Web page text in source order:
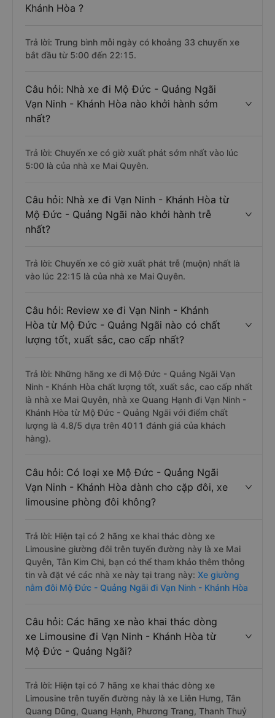
Khánh Hòa ?
Trả lời: Trung bình mỗi ngày có khoảng 33 chuyến xe
bắt đầu từ 5:00 đến 22:15.
Câu hỏi: Nhà xe đi Mộ Đức - Quảng Ngãi
Vạn Ninh - Khánh Hòa nào khởi hành sớm
nhất?
Trả lời: Chuyến xe có giờ xuất phát sớm nhất vào lúc
5:00 là của nhà xe Mai Quyên.
Câu hỏi: Nhà xe đi Vạn Ninh - Khánh Hòa từ
Mộ Đức - Quảng Ngãi nào khởi hành trễ
nhất?
Trả lời: Chuyến xe có giờ xuất phát trễ (muộn) nhất là
vào lúc 22:15 là của nhà xe Mai Quyên.
Câu hỏi: Review xe đi Vạn Ninh - Khánh
Hòa từ Mộ Đức - Quảng Ngãi nào có chất
lượng tốt, xuất sắc, cao cấp nhất?
Trả lời: Những hãng xe đi Mộ Đức - Quảng Ngãi Vạn
Ninh - Khánh Hòa chất lượng tốt, xuất sắc, cao cấp nhất
là nhà xe Mai Quyên, nhà xe Quang Hạnh đi Vạn Ninh -
Khánh Hòa từ Mộ Đức - Quảng Ngãi với điểm chất
lượng là 4.8/5 dựa trên 4011 đánh giá của khách
hàng).
Câu hỏi: Có loại xe Mộ Đức - Quảng Ngãi
Vạn Ninh - Khánh Hòa dành cho cặp đôi, xe
limousine phòng đôi không?
Trả lời: Hiện tại có 2 hãng xe khai thác dòng xe
Limousine giường đôi trên tuyến đường này là xe Mai
Quyên, Tân Kim Chi, bạn có thể tham khảo thêm thông
tin và đặt vé các nhà xe này tại trang này: Xe giường
nằm đôi Mộ Đức - Quảng Ngãi đi Vạn Ninh - Khánh Hòa
Câu hỏi: Các hãng xe nào khai thác dòng
xe Limousine đi Vạn Ninh - Khánh Hòa từ
Mộ Đức - Quảng Ngãi?
Trả lời: Hiện tại có 7 hãng xe khai thác dòng xe
Limousine trên tuyến đường này là xe Liên Hưng, Tân
Quang Dũng, Quang Hạnh, Phương Trang, Thanh Thuỷ